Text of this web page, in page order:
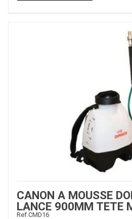
CANON A MOUSSE
LANCE 900MM TETE
Ref. CMD16